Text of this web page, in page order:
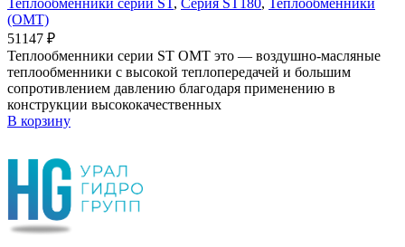
Теплообменники серии ST, Серия ST180, Теплообменники
(OMT)
51147 ₽
Теплообменники серии ST OMT это — воздушно-масляные
теплообменники с высокой теплопередачей и большим
сопротивлением давлению благодаря применению в
конструкции высококачественных
В корзину